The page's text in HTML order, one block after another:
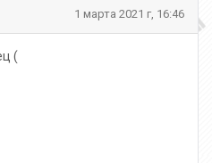
1 марта 2021 г, 16:46
(